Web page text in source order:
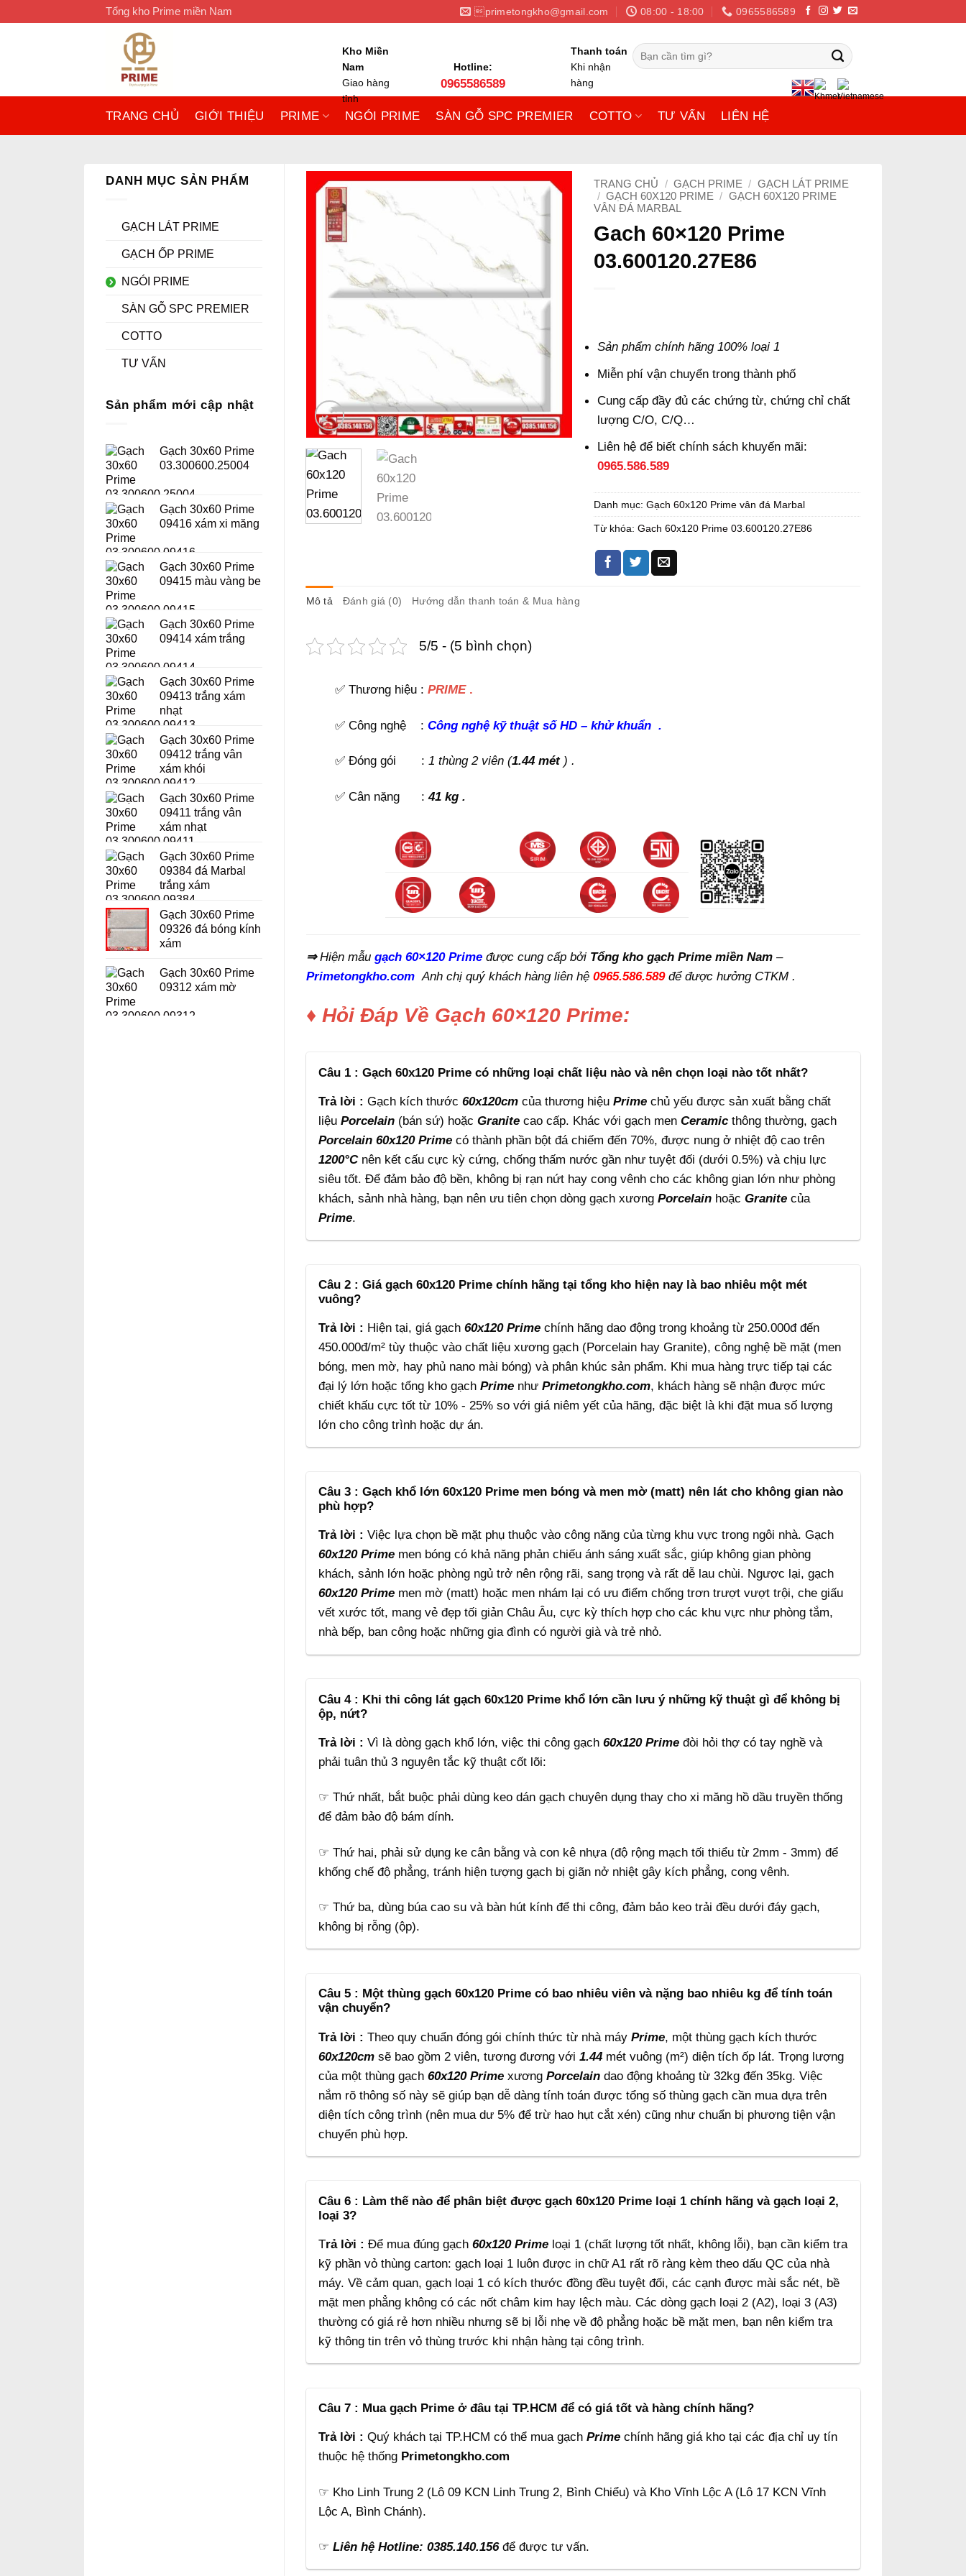
Tổng kho Prime miền Nam primetongkho@gmail.com 08:00 - 18:00 0965586589
Kho Miền
Nam
Giao hàng
tỉnh
Hotline:
0965586589
Thanh toán
Khi nhận
hàng
Tìm
kiếm:
TRANG CHỦ GIỚI THIỆU PRIME NGÓI PRIME SÀN GỖ SPC PREMIER COTTO TƯ VẤN LIÊN HỆ
DANH MỤC SẢN PHẨM
GẠCH LÁT PRIME
GẠCH ỐP PRIME
NGÓI PRIME
SÀN GỖ SPC PREMIER
COTTO
TƯ VẤN
Sản phẩm mới cập nhật
Gạch 30x60 Prime
03.300600.25004
Gạch 30x60 Prime
09416 xám xi măng
Gạch 30x60 Prime
09415 màu vàng be
Gạch 30x60 Prime
09414 xám trắng
Gạch 30x60 Prime
09413 trắng xám
nhạt
Gạch 30x60 Prime
09412 trắng vân
xám khói
Gạch 30x60 Prime
09411 trắng vân
xám nhạt
Gạch 30x60 Prime
09384 đá Marbal
trắng xám
Gạch 30x60 Prime
09326 đá bóng kính
xám
Gạch 30x60 Prime
09312 xám mờ
TRANG CHỦ / GẠCH PRIME / GẠCH LÁT PRIME
/ GẠCH 60X120 PRIME / GẠCH 60X120 PRIME
VÂN ĐÁ MARBAL
Gach 60×120 Prime
03.600120.27E86
Sản phẩm chính hãng 100% loại 1
Miễn phí vận chuyển trong thành phố
Cung cấp đầy đủ các chứng từ, chứng chỉ chất
lượng C/O, C/Q…
Liên hệ để biết chính sách khuyến mãi:
0965.586.589
Danh mục:Gạch 60x120 Prime vân đá Marbal
Từ khóa:Gach 60x120 Prime 03.600120.27E86
Mô tả Đánh giá (0) Hướng dẫn thanh toán & Mua hàng
5/5 - (5 bình chọn)
✅ Thương hiệu : PRIME.
✅ Công nghệ : Công nghệ kỹ thuật số HD– khử khuẩn .
✅ Đóng gói : 1 thùng 2 viên (1.44 mét) .
✅ Cân nặng : 41 kg .
⇒Hiện mẫu gạch 60×120 Prime được cung cấp bởi Tổng kho gạch Prime miền Nam–
Primetongkho.com Anh chị quý khách hàng liên hệ 0965.586.589để được hưởng CTKM .
♦ Hỏi Đáp Về Gạch 60×120 Prime:
Câu 1 : Gạch 60x120 Prime có những loại chất liệu nào và nên chọn loại nào tốt nhất?
Trả lời : Gạch kích thước 60x120cmcủa thương hiệu Primechủ yếu được sản xuất bằng chất
liệu Porcelain(bán sứ) hoặc Granitecao cấp. Khác với gạch men Ceramicthông thường, gạch
Porcelain 60x120 Primecó thành phần bột đá chiếm đến 70%, được nung ở nhiệt độ cao trên
1200°C nên kết cấu cực kỳ cứng, chống thấm nước gần như tuyệt đối (dưới 0.5%) và chịu lực
siêu tốt. Để đảm bảo độ bền, không bị rạn nứt hay cong vênh cho các không gian lớn như phòng
khách, sảnh nhà hàng, bạn nên ưu tiên chọn dòng gạch xương Porcelainhoặc Granitecủa
Prime.
Câu 2 : Giá gạch 60x120 Prime chính hãng tại tổng kho hiện nay là bao nhiêu một mét
vuông?
Trả lời : Hiện tại, giá gạch 60x120 Primechính hãng dao động trong khoảng từ 250.000đ đến
450.000đ/m² tùy thuộc vào chất liệu xương gạch (Porcelain hay Granite), công nghệ bề mặt (men
bóng, men mờ, hay phủ nano mài bóng) và phân khúc sản phẩm. Khi mua hàng trực tiếp tại các
đại lý lớn hoặc tổng kho gạch Primenhư Primetongkho.com, khách hàng sẽ nhận được mức
chiết khấu cực tốt từ 10% - 25% so với giá niêm yết của hãng, đặc biệt là khi đặt mua số lượng
lớn cho công trình hoặc dự án.
Câu 3 : Gạch khổ lớn 60x120 Prime men bóng và men mờ (matt) nên lát cho không gian nào
phù hợp?
Trả lời : Việc lựa chọn bề mặt phụ thuộc vào công năng của từng khu vực trong ngôi nhà. Gạch
60x120 Primemen bóng có khả năng phản chiếu ánh sáng xuất sắc, giúp không gian phòng
khách, sảnh lớn hoặc phòng ngủ trở nên rộng rãi, sang trọng và rất dễ lau chùi. Ngược lại, gạch
60x120 Primemen mờ (matt) hoặc men nhám lại có ưu điểm chống trơn trượt vượt trội, che giấu
vết xước tốt, mang vẻ đẹp tối giản Châu Âu, cực kỳ thích hợp cho các khu vực như phòng tắm,
nhà bếp, ban công hoặc những gia đình có người già và trẻ nhỏ.
Câu 4 : Khi thi công lát gạch 60x120 Prime khổ lớn cần lưu ý những kỹ thuật gì để không bị
ộp, nứt?
Trả lời : Vì là dòng gạch khổ lớn, việc thi công gạch 60x120 Primeđòi hỏi thợ có tay nghề và
phải tuân thủ 3 nguyên tắc kỹ thuật cốt lõi:
☞ Thứ nhất, bắt buộc phải dùng keo dán gạch chuyên dụng thay cho xi măng hồ dầu truyền thống
để đảm bảo độ bám dính.
☞ Thứ hai, phải sử dụng ke cân bằng và con kê nhựa (độ rộng mạch tối thiểu từ 2mm - 3mm) để
khống chế độ phẳng, tránh hiện tượng gạch bị giãn nở nhiệt gây kích phẳng, cong vênh.
☞ Thứ ba, dùng búa cao su và bàn hút kính để thi công, đảm bảo keo trải đều dưới đáy gạch,
không bị rỗng (ộp).
Câu 5 : Một thùng gạch 60x120 Prime có bao nhiêu viên và nặng bao nhiêu kg để tính toán
vận chuyển?
Trả lời : Theo quy chuẩn đóng gói chính thức từ nhà máy Prime, một thùng gạch kích thước
60x120cmsẽ bao gồm 2 viên, tương đương với 1.44mét vuông (m²) diện tích ốp lát. Trọng lượng
của một thùng gạch 60x120 Primexương Porcelaindao động khoảng từ 32kg đến 35kg. Việc
nắm rõ thông số này sẽ giúp bạn dễ dàng tính toán được tổng số thùng gạch cần mua dựa trên
diện tích công trình (nên mua dư 5% để trừ hao hụt cắt xén) cũng như chuẩn bị phương tiện vận
chuyển phù hợp.
Câu 6 : Làm thế nào để phân biệt được gạch 60x120 Prime loại 1 chính hãng và gạch loại 2,
loại 3?
Trả lời : Để mua đúng gạch 60x120 Primeloại 1 (chất lượng tốt nhất, không lỗi), bạn cần kiểm tra
kỹ phần vỏ thùng carton: gạch loại 1 luôn được in chữ A1 rất rõ ràng kèm theo dấu QC của nhà
máy. Về cảm quan, gạch loại 1 có kích thước đồng đều tuyệt đối, các cạnh được mài sắc nét, bề
mặt men phẳng không có các nốt châm kim hay lệch màu. Các dòng gạch loại 2 (A2), loại 3 (A3)
thường có giá rẻ hơn nhiều nhưng sẽ bị lỗi nhẹ về độ phẳng hoặc bề mặt men, bạn nên kiểm tra
kỹ thông tin trên vỏ thùng trước khi nhận hàng tại công trình.
Câu 7 : Mua gạch Prime ở đâu tại TP.HCM để có giá tốt và hàng chính hãng?
Trả lời : Quý khách tại TP.HCM có thể mua gạch Primechính hãng giá kho tại các địa chỉ uy tín
thuộc hệ thống Primetongkho.com
☞ Kho Linh Trung 2 (Lô 09 KCN Linh Trung 2, Bình Chiểu) và Kho Vĩnh Lộc A (Lô 17 KCN Vĩnh
Lộc A, Bình Chánh).
☞ Liên hệ Hotline: 0385.140.156để được tư vấn.